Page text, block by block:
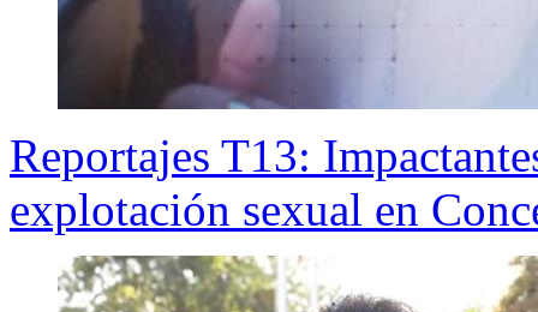
Reportajes T13:
explotación sexual en